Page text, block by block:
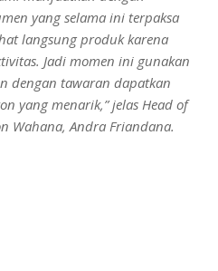
yang selama ini terpaksa
langsung produk karena
Jadi momen ini gunakan
dengan tawaran dapatkan
yang menarik,” jelas Head of
Wahana, Andra Friandana.